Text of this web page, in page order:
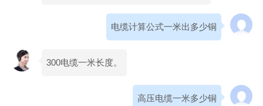
电缆计算公式一米出多少铜
300电缆一米长度。
高压电缆一米多少铜